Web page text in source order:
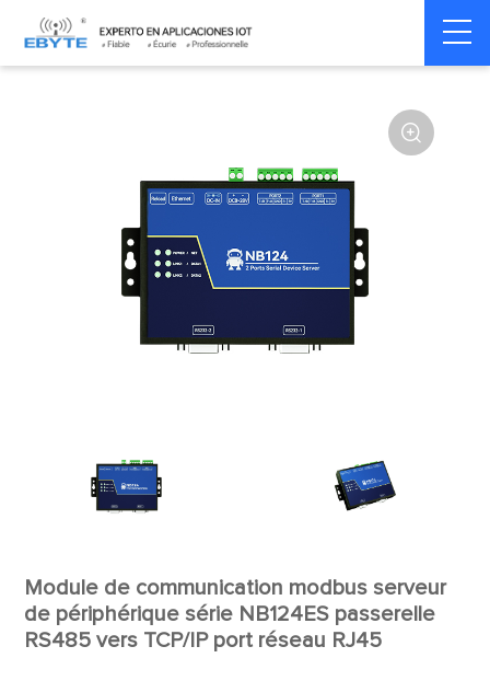
Home > Modem > Serial server/Ethernet Multi-serial server

Module de communication modbus serveur
de périphérique série NB124ES passerelle
RS485 vers TCP/IP port réseau RJ45